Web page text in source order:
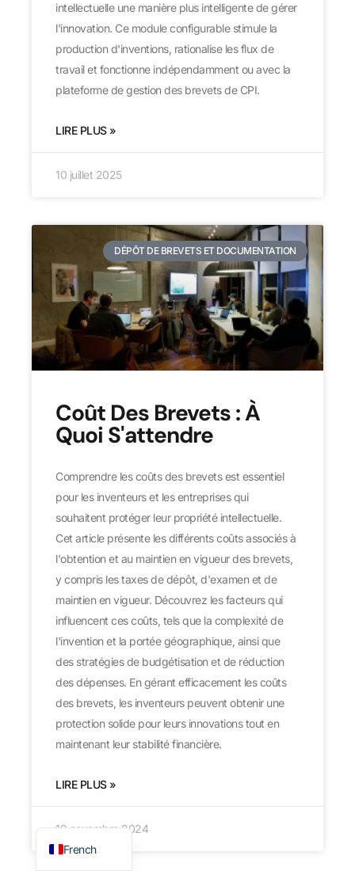
intellectuelle une manière plus intelligente de gérer
l'innovation. Ce module configurable stimule la
production d'inventions, rationalise les flux de
travail et fonctionne indépendamment ou avec la
plateforme de gestion des brevets de CPI.
LIRE PLUS »
10 juillet 2025
DÉPÔT DE BREVETS ET DOCUMENTATION
Coût Des Brevets : À
Quoi S'attendre
Comprendre les coûts des brevets est essentiel
pour les inventeurs et les entreprises qui
souhaitent protéger leur propriété intellectuelle.
Cet article présente les différents coûts associés à
l'obtention et au maintien en vigueur des brevets,
y compris les taxes de dépôt, d'examen et de
maintien en vigueur. Découvrez les facteurs qui
influencent ces coûts, tels que la complexité de
l'invention et la portée géographique, ainsi que
des stratégies de budgétisation et de réduction
des dépenses. En gérant efficacement les coûts
des brevets, les inventeurs peuvent obtenir une
protection solide pour leurs innovations tout en
maintenant leur stabilité financière.
LIRE PLUS »
19 novembre 2024
French
English
Japanese